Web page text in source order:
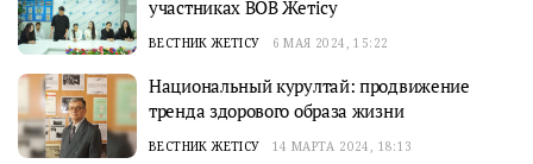
участниках ВОВ Жетісу
ВЕСТНИК ЖЕТІСУ 6 МАЯ 2024, 15:22
Национальный курултай: продвижение
тренда здорового образа жизни
ВЕСТНИК ЖЕТІСУ 14 МАРТА 2024, 18:13